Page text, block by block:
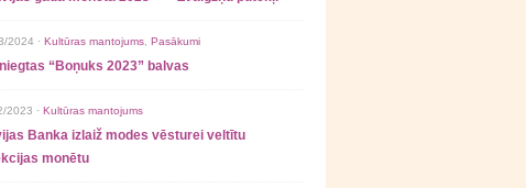
2024 · Kultūras mantojums Pasākumi
“Boņuks 2023” balvas
2023 · Kultūras mantojums
Banka izlaiž modes vēsturei veltītu
monētu